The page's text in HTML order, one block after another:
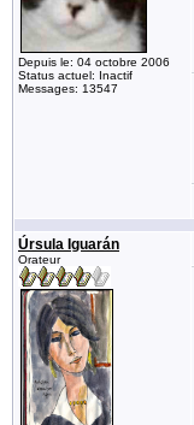
Depuis le: 04 octobre 2006
Status actuel: Inactif
Messages: 13547
Úrsula Iguarán
Orateur